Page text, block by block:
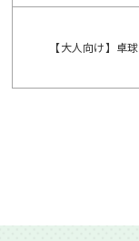
【大人向け】卓球